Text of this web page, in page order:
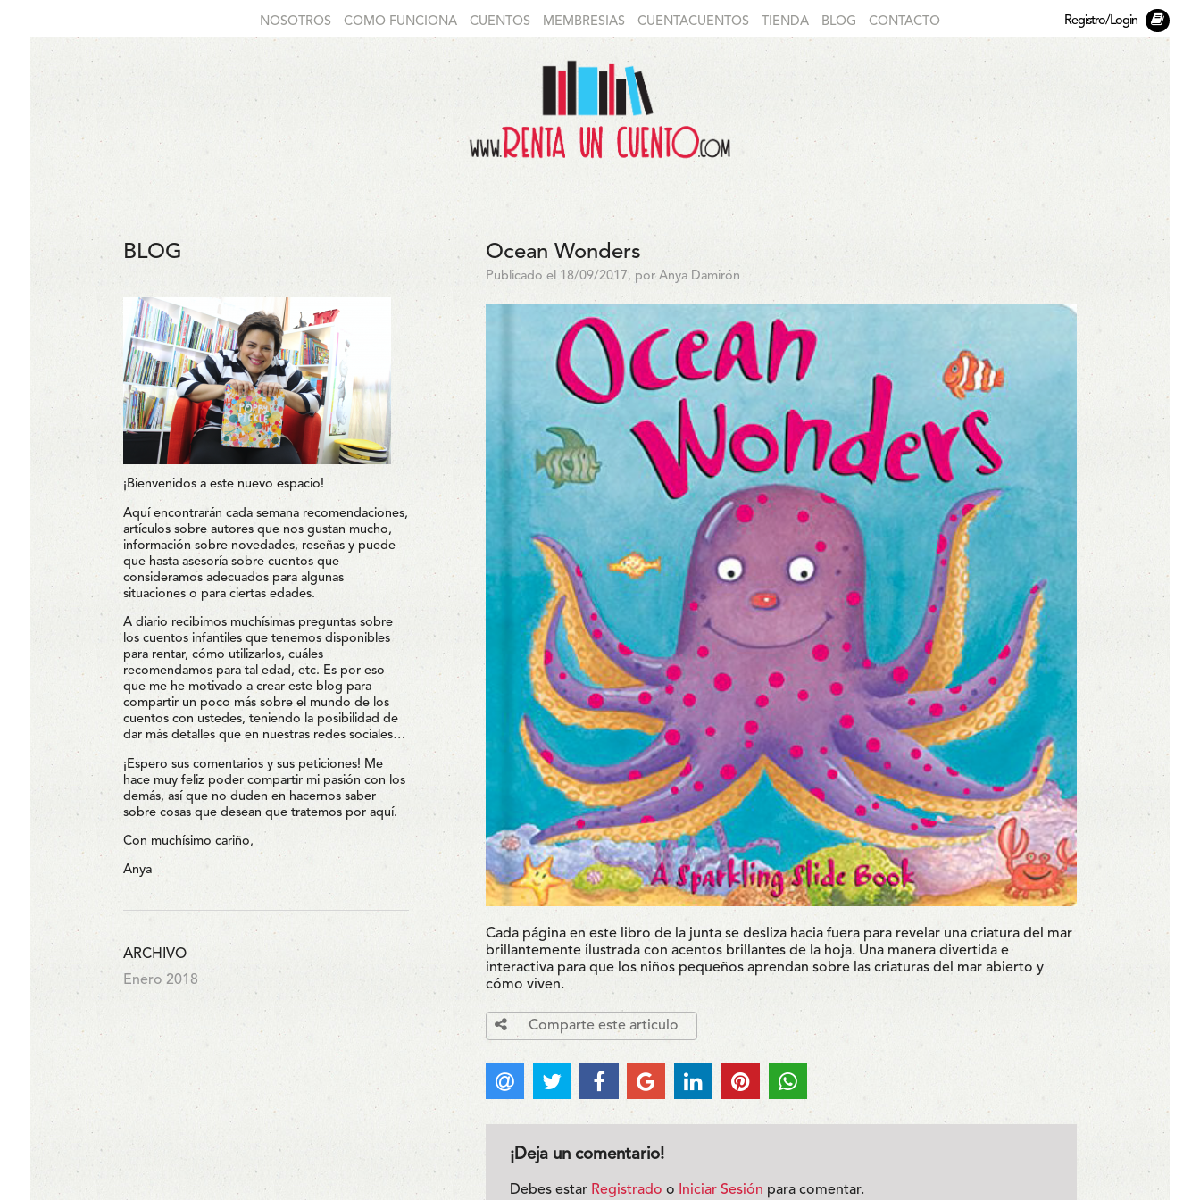
NOSOTROS COMO FUNCIONA CUENTOS MEMBRESIAS CUENTACUENTOS TIENDA BLOG CONTACTO Registro/Login
BLOG
¡Bienvenidos a este nuevo espacio!
Aquí encontrarán cada semana recomendaciones,
artículos sobre autores que nos gustan mucho,
información sobre novedades, reseñas y puede
que hasta asesoría sobre cuentos que
consideramos adecuados para algunas
situaciones o para ciertas edades.
A diario recibimos muchísimas preguntas sobre
los cuentos infantiles que tenemos disponibles
para rentar, cómo utilizarlos, cuáles
recomendamos para tal edad, etc. Es por eso
que me he motivado a crear este blog para
compartir un poco más sobre el mundo de los
cuentos con ustedes, teniendo la posibilidad de
dar más detalles que en nuestras redes sociales…
¡Espero sus comentarios y sus peticiones! Me
hace muy feliz poder compartir mi pasión con los
demás, así que no duden en hacernos saber
sobre cosas que desean que tratemos por aquí.
Con muchísimo cariño,
Anya
ARCHIVO
Enero 2018
Ocean Wonders
Publicado el 18/09/2017, por Anya Damirón
Cada página en este libro de la junta se desliza hacia fuera para revelar una criatura del mar
brillantemente ilustrada con acentos brillantes de la hoja. Una manera divertida e
interactiva para que los niños pequeños aprendan sobre las criaturas del mar abierto y
cómo viven.
Comparte este articulo
¡Deja un comentario!
Debes estar Registrado o Iniciar Sesión para comentar.